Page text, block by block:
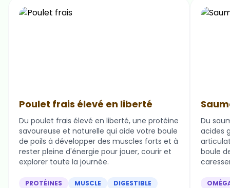
Poulet frais élevé en liberté
Du poulet frais élevé en liberté, une protéine
savoureuse et naturelle qui aide votre boule
de poils à développer des muscles forts et à
rester pleine d'énergie pour jouer, courir et
explorer toute la journée.
PROTÉINES MUSCLE DIGESTIBLE
Du
acides
boule